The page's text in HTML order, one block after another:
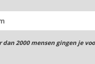
dan 2000 mensen gingen je